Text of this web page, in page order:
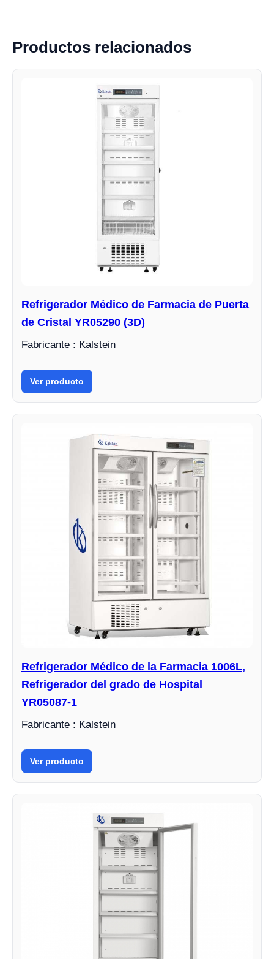
Productos relacionados
Refrigerador Médico de Farmacia de Puerta
de Cristal YR05290 (3D)
Fabricante : Kalstein
Ver producto
Refrigerador Médico de la Farmacia 1006L,
Refrigerador del grado de Hospital
YR05087-1
Fabricante : Kalstein
Ver producto